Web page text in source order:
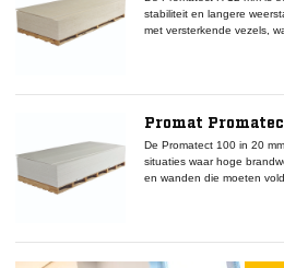
stabiliteit en langere
met versterkende vezels,
voegen. Door de
afwerking, terwijl de plaat
en Promastop manchetten
Promat
De Promatect 100 in 20
situaties waar hoge
en wanden die moeten
Promastop-producten,
vlamdoorslag noodzakelijk